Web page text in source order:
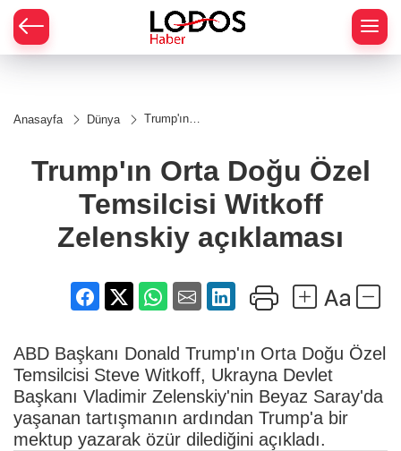
Anasayfa Dünya
Trump'ın
Temsilcisi
Witkoff
açıklaması
Trump'ın Orta Doğu Özel
Temsilcisi Witkoff
Zelenskiy açıklaması
ABD Başkanı Donald Trump'ın Orta Doğu Özel
Temsilcisi Steve Witkoff, Ukrayna Devlet
Başkanı Vladimir Zelenskiy'nin Beyaz Saray'da
yaşanan tartışmanın ardından Trump'a bir
mektup yazarak özür dilediğini açıkladı.